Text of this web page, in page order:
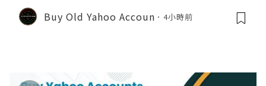
Buy Old Yahoo Accoun 4小時前